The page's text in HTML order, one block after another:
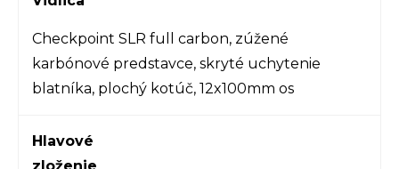
Checkpoint SLR full carbon, zúžené
karbónové predstavce, skryté uchytenie
blatníka, plochý kotúč, 12x100mm os
Hlavové